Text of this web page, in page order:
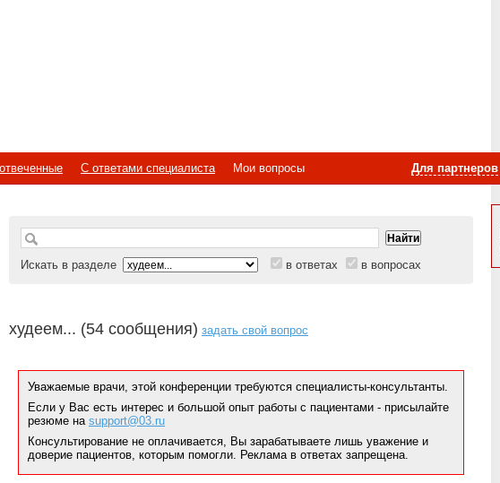
Для партнеров
С ответами специалиста
Мои вопросы
Искать в разделе в ответах в вопросах
худеем... (54 сообщения) задать свой вопрос
Уважаемые врачи, этой конференции требуются специалисты-консультанты.
Если у Вас есть интерес и большой опыт работы с пациентами - присылайте
резюме на support@03.ru
Консультирование не оплачивается, Вы зарабатываете лишь уважение и
доверие пациентов, которым помогли. Реклама в ответах запрещена.